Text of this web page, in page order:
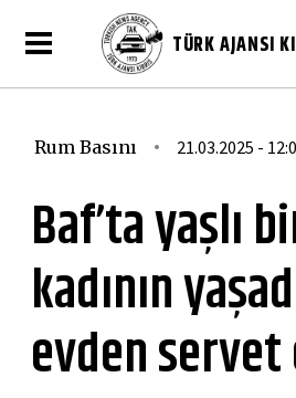
TÜRK AJANSI
Rum Basını 21.03.2025 -
Baf’ta yaşlı
kadının
evden servet